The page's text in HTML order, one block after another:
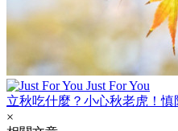
Just For You
立秋吃什麼？小心秋老虎！
×